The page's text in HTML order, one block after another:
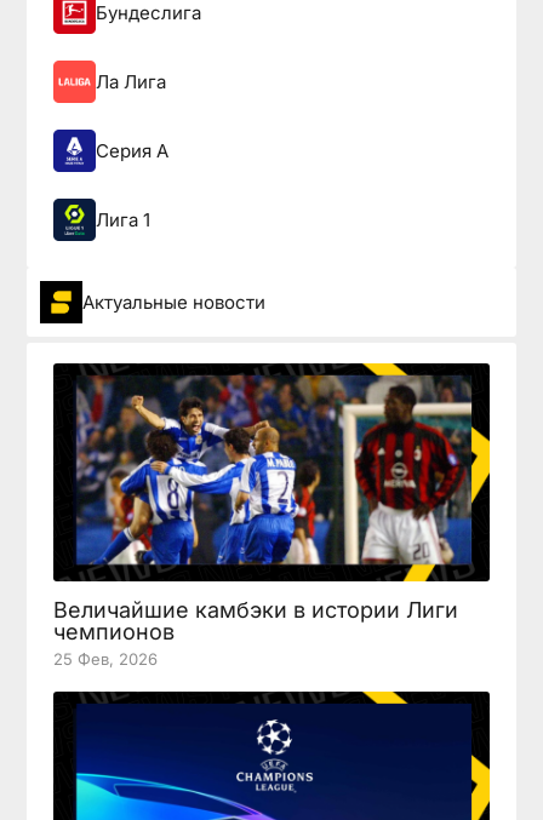
Бундеслига
Ла Лига
Серия А
Лига 1
Актуальные новости
Величайшие камбэки в истории Лиги
чемпионов
25 Фев, 2026